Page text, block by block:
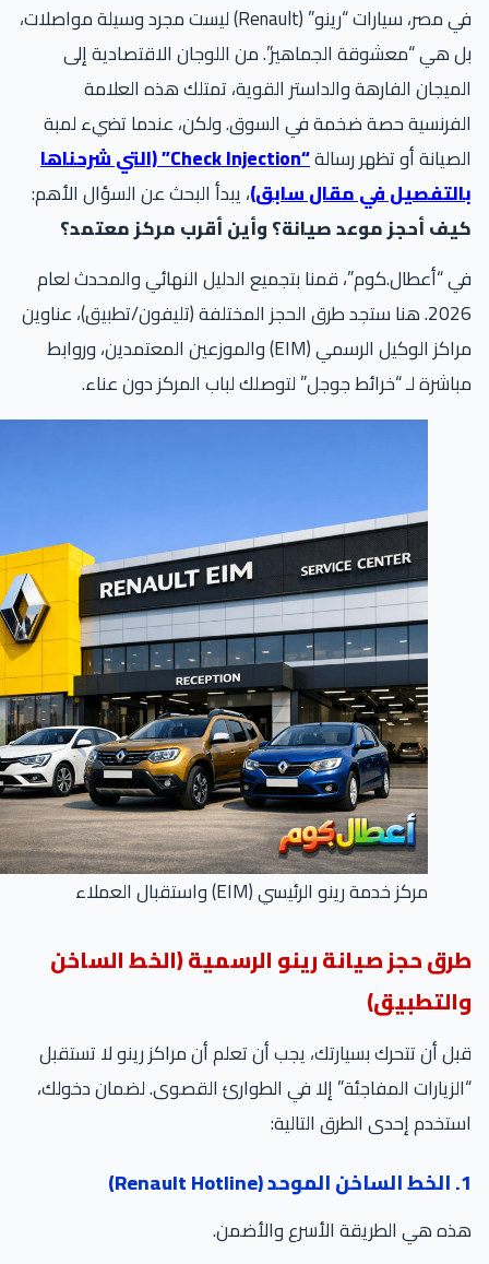
في مصر، سيارات “رينو” (Renault) ليست مجرد وسيلة مواصلات،
هي “معشوقة الجماهير”. من اللوجان الاقتصادية إلى
الفارهة والداستر القوية، تمتلك هذه العلامة
حصة ضخمة في السوق. ولكن، عندما تضيء لمبة
أو تظهر رسالة
“Check Injection” (التي شرحناها
في مقال سابق)، يبدأ البحث عن السؤال الأهم:
أحجز موعد صيانة؟ وأين أقرب مركز معتمد؟
“أعطال.كوم”، قمنا بتجميع الدليل النهائي والمحدث لعام
2026. هنا ستجد طرق الحجز المختلفة (تليفون/تطبيق)، عناوين
مراكز الوكيل الرسمي (EIM) والموزعين المعتمدين، وروابط
لـ “خرائط جوجل” لتوصلك لباب المركز دون عناء.
مركز خدمة رينو الرئيسي (EIM) واستقبال العملاء
حجز صيانة رينو الرسمية (الخط الساخن
أن تتحرك بسيارتك، يجب أن تعلم أن مراكز رينو لا تستقبل
المفاجئة” إلا في الطوارئ القصوى. لضمان دخولك،
إحدى الطرق التالية:
هي الطريقة الأسرع والأضمن.